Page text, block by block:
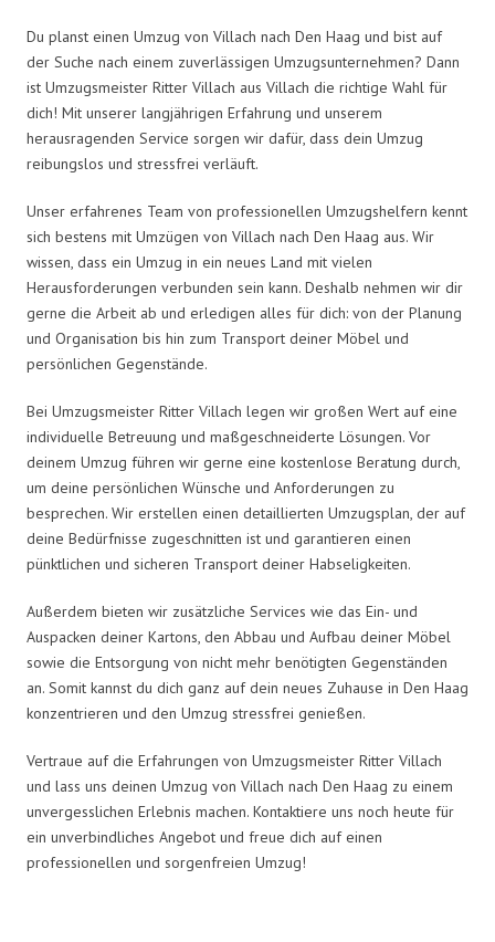
Du planst einen Umzug von Villach nach Den Haag und bist auf
der Suche nach einem zuverlässigen Umzugsunternehmen? Dann
ist Umzugsmeister Ritter Villach aus Villach die richtige Wahl für
dich! Mit unserer langjährigen Erfahrung und unserem
herausragenden Service sorgen wir dafür, dass dein Umzug
reibungslos und stressfrei verläuft.
Unser erfahrenes Team von professionellen Umzugshelfern kennt
sich bestens mit Umzügen von Villach nach Den Haag aus. Wir
wissen, dass ein Umzug in ein neues Land mit vielen
Herausforderungen verbunden sein kann. Deshalb nehmen wir dir
gerne die Arbeit ab und erledigen alles für dich: von der Planung
und Organisation bis hin zum Transport deiner Möbel und
persönlichen Gegenstände.
Bei Umzugsmeister Ritter Villach legen wir großen Wert auf eine
individuelle Betreuung und maßgeschneiderte Lösungen. Vor
deinem Umzug führen wir gerne eine kostenlose Beratung durch,
um deine persönlichen Wünsche und Anforderungen zu
besprechen. Wir erstellen einen detaillierten Umzugsplan, der auf
deine Bedürfnisse zugeschnitten ist und garantieren einen
pünktlichen und sicheren Transport deiner Habseligkeiten.
Außerdem bieten wir zusätzliche Services wie das Ein- und
Auspacken deiner Kartons, den Abbau und Aufbau deiner Möbel
sowie die Entsorgung von nicht mehr benötigten Gegenständen
an. Somit kannst du dich ganz auf dein neues Zuhause in Den Haag
konzentrieren und den Umzug stressfrei genießen.
Vertraue auf die Erfahrungen von Umzugsmeister Ritter Villach
und lass uns deinen Umzug von Villach nach Den Haag zu einem
unvergesslichen Erlebnis machen. Kontaktiere uns noch heute für
ein unverbindliches Angebot und freue dich auf einen
professionellen und sorgenfreien Umzug!